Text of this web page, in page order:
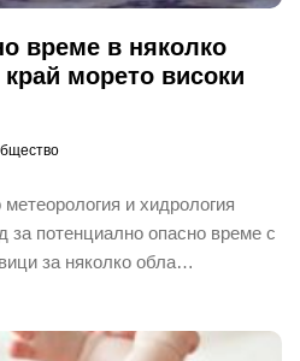
време в няколко
морето високи
и хидрология
за потенциално опасно време с
за няколко обла…